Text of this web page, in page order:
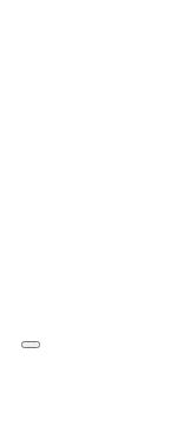
Hamburger Toggle Menu